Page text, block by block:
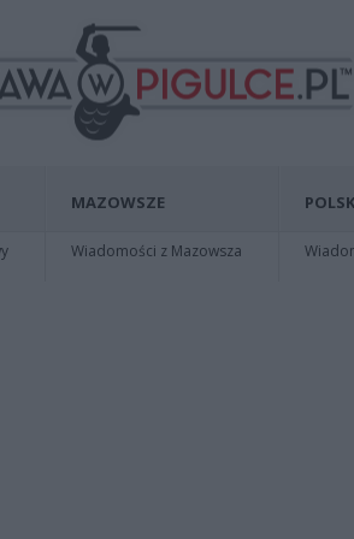
MAZOWSZE
Wiadomości z Mazowsza